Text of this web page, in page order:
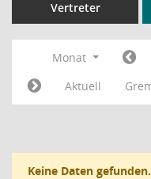
Vertreter
Monat
Aktuell
Keine Daten gefunden.